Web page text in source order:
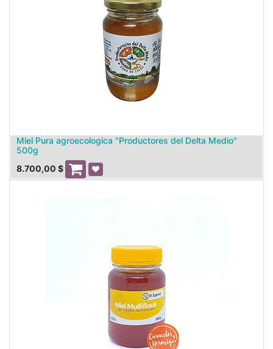
Miel Pura agroecologica "Productores del Delta Medio"
500g
8.700,00 $